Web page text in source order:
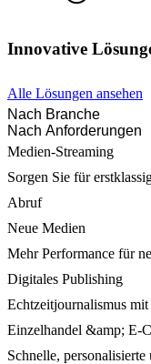
Innovative
Alle Lösungen ansehen
Nach Branche
Nach Anforderungen
Medien-Streaming
Sorgen Sie für
Abruf
Neue Medien
Mehr Performance für
Digitales Publishing
Echtzeitjournalismus mit
Einzelhandel &amp; E-
Schnelle,